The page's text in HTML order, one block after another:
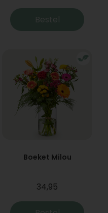
Bestel
Boeket Milou
34,95